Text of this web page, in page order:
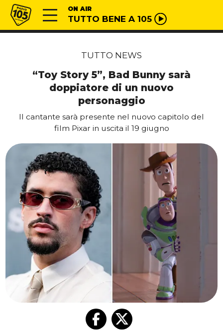
Vai al contenuto
Radio 105 ON AIR
TUTTO BENE A 105
TUTTO NEWS
“Toy Story 5”, Bad Bunny sarà
doppiatore di un nuovo
personaggio
Il cantante sarà presente nel nuovo capitolo del
film Pixar in uscita il 19 giugno